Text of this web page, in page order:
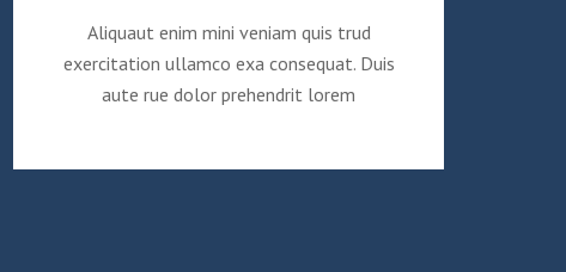
Aliquaut enim mini veniam quis trud
exercitation ullamco exa consequat. Duis
aute rue dolor prehendrit lorem